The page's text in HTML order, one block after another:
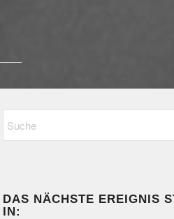
DAS NÄCHSTE EREIGNIS
IN: